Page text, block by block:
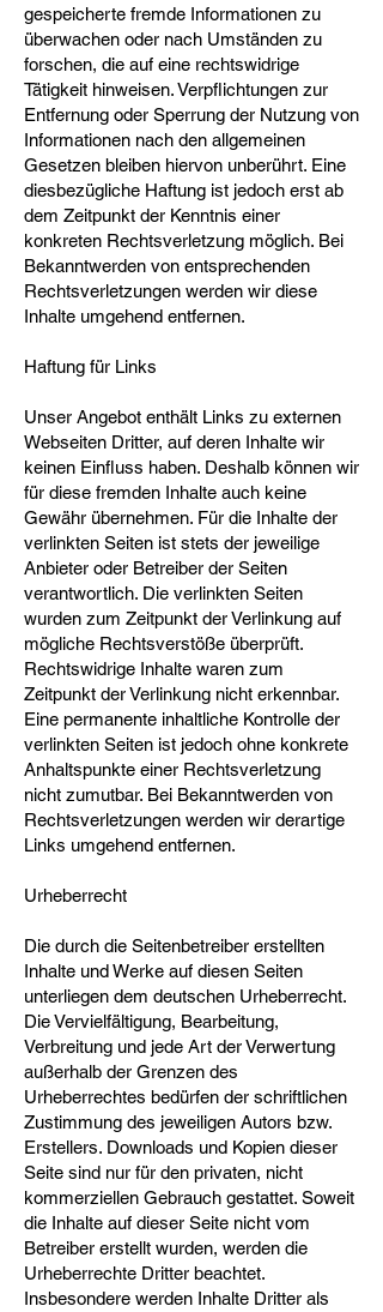
gespeicherte fremde Informationen zu
überwachen oder nach Umständen zu
forschen, die auf eine rechtswidrige
Tätigkeit hinweisen. Verpflichtungen zur
Entfernung oder Sperrung der Nutzung von
Informationen nach den allgemeinen
Gesetzen bleiben hiervon unberührt. Eine
diesbezügliche Haftung ist jedoch erst ab
dem Zeitpunkt der Kenntnis einer
konkreten Rechtsverletzung möglich. Bei
Bekanntwerden von entsprechenden
Rechtsverletzungen werden wir diese
Inhalte umgehend entfernen.
Haftung für Links
Unser Angebot enthält Links zu externen
Webseiten Dritter, auf deren Inhalte wir
keinen Einfluss haben. Deshalb können wir
für diese fremden Inhalte auch keine
Gewähr übernehmen. Für die Inhalte der
verlinkten Seiten ist stets der jeweilige
Anbieter oder Betreiber der Seiten
verantwortlich. Die verlinkten Seiten
wurden zum Zeitpunkt der Verlinkung auf
mögliche Rechtsverstöße überprüft.
Rechtswidrige Inhalte waren zum
Zeitpunkt der Verlinkung nicht erkennbar.
Eine permanente inhaltliche Kontrolle der
verlinkten Seiten ist jedoch ohne konkrete
Anhaltspunkte einer Rechtsverletzung
nicht zumutbar. Bei Bekanntwerden von
Rechtsverletzungen werden wir derartige
Links umgehend entfernen.
Urheberrecht
Die durch die Seitenbetreiber erstellten
Inhalte und Werke auf diesen Seiten
unterliegen dem deutschen Urheberrecht.
Die Vervielfältigung, Bearbeitung,
Verbreitung und jede Art der Verwertung
außerhalb der Grenzen des
Urheberrechtes bedürfen der schriftlichen
Zustimmung des jeweiligen Autors bzw.
Erstellers. Downloads und Kopien dieser
Seite sind nur für den privaten, nicht
kommerziellen Gebrauch gestattet. Soweit
die Inhalte auf dieser Seite nicht vom
Betreiber erstellt wurden, werden die
Urheberrechte Dritter beachtet.
Insbesondere werden Inhalte Dritter als